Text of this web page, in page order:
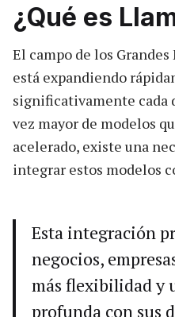
¿Qué es
El campo de los
está expandiendo
significativamente cada
vez mayor de modelos
acelerado, existe una
integrar estos modelos
Esta integración
negocios,
más flexibilidad y
profunda con sus